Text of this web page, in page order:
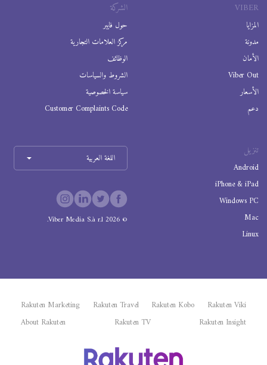
VIBER
المزايا
مدونة
الأمان
Viber Out
الأسعار
دعم
الشركة
حول فايبر
مركز العلامات التجارية
الوظائف
الشروط والسياسات
سياسة الخصوصية
Customer Complaints Code
تنزيل
Android
iPhone & iPad
Windows PC
Mac
Linux
اللغة العربية
©
2026
Viber Media S.à r.l.
Rakuten Viki
Rakuten Kobo
Rakuten Travel
Rakuten Marketing
Rakuten Insight
Rakuten TV
About Rakuten